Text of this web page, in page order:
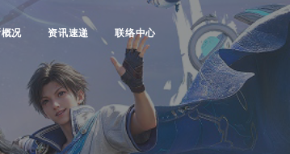
况 资讯速递 联络中心